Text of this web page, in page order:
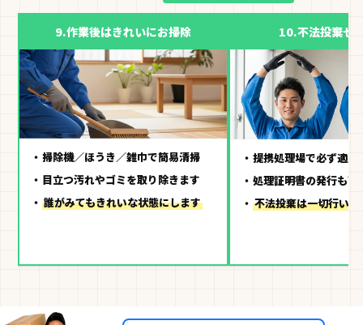
9.作業後はきれいにお掃除
掃除機／ほうき／雑巾で簡易清掃
目立つ汚れやゴミを取り除きます
誰がみてもきれいな状態にします
10.不法投棄ゼ
提携処理場で必ず適正
処理証明書の発行も可
不法投棄は一切行いま